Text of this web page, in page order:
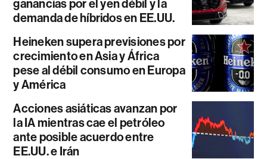
ganancias por el yen débil y la
demanda de híbridos en EE.UU.
Heineken supera previsiones por
crecimiento en Asia y África
pese al débil consumo en Europa
y América
Acciones asiáticas avanzan por
la IA mientras cae el petróleo
ante posible acuerdo entre
EE.UU. e Irán